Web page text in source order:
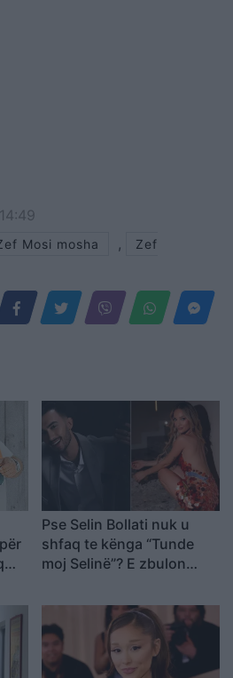
Mosi mosha ,
Zef
Pse Selin Bollati nuk u
shfaq te kënga “Tunde
moj Selinë”? E zbulon
mia në Europë dhe
angazhimet e saj